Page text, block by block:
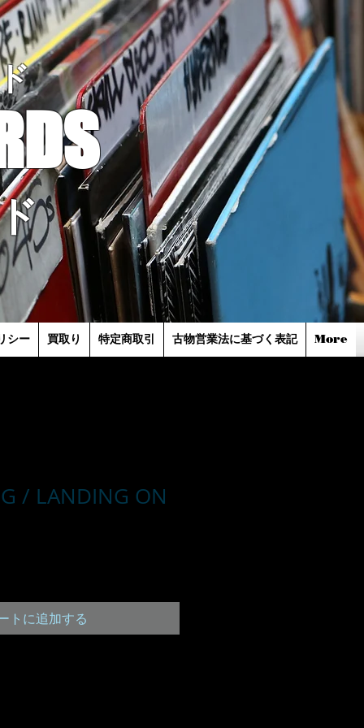
シー 買取り 特定商取引 古物営業法に基づく表記 More
/ LANDING ON
トに追加する